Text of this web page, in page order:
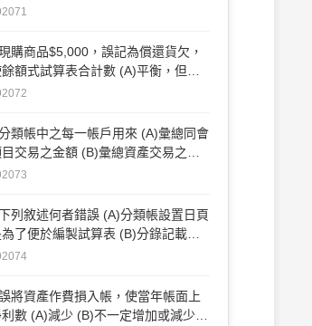
方少計$2,000，貸方多計$2,000 (B)
方各多$2,000 (D)借方、貸方各少
購商品$5,000，誤記為償還貨欠，
額式試算表合計數 (A)平衡，但較
額多$5,000 (B)平衡，但較正確金
借方多$5,000
類帳中之每一帳戶用來 (A)彙總同會
交易之金額 (B)彙總資產交易之金
所有會計項目名稱與餘額之列表 (D)
列敘述何者錯誤 (A)分類帳設置日頁
了便於編製試算表 (B)分錄記載於
後再過入分類帳 (C)日記簿之類頁
之頁數
將資產作費損入帳，使當年帳面上
利數 (A)減少 (B)不一定增加或減少